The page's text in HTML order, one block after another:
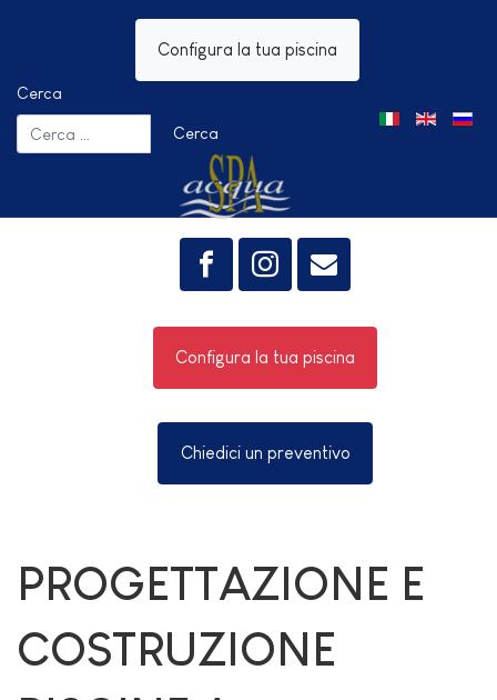
Configura la tua piscina
Cerca
Cerca
Seleziona la tua
Configura la tua piscina
Chiedici un preventivo
PROGETTAZIONE E
COSTRUZIONE